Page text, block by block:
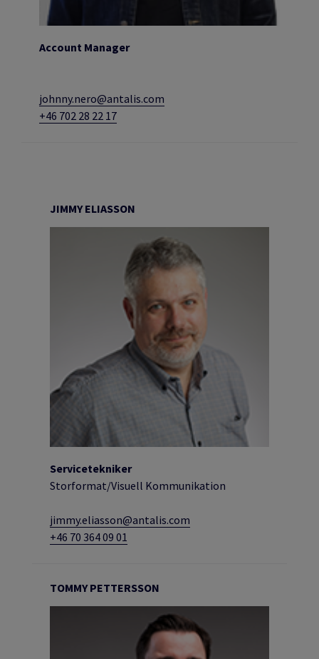
Account Manager
johnny.nero@antalis.com
+46 702 28 22 17
JIMMY ELIASSON
Servicetekniker
Storformat/Visuell Kommunikation
jimmy.eliasson@antalis.com
+46 70 364 09 01
TOMMY PETTERSSON